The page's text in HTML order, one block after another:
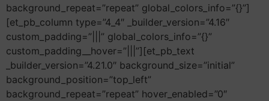
background_repeat=”repeat” global_colors_info=”{}”]
[et_pb_column type=”4_4″ _builder_version=”4.16″
custom_padding=”|||” global_colors_info=”{}”
custom_padding__hover=”|||”][et_pb_text
_builder_version=”4.21.0″ background_size=”initial”
background_position=”top_left”
background_repeat=”repeat” hover_enabled=”0″